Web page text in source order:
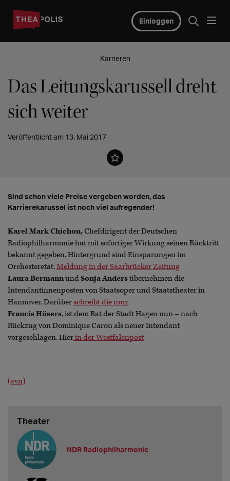
Einloggen
Karrieren
Das Leitungskarussell dreht
sich weiter
Veröffentlicht am 13. Mai 2017
Sind schon viele Preise vergeben worden, das
Karrierekarussel ist noch viel aufregender!
Karel Mark Chichon,Chefdirigent der Deutschen
Radiophilharmonie hat mit sofortiger Wirkung seinen Rücktritt
bekannt gegeben, Hintergrund sind Einsparungen im
Orchesteretat.Meldung in der Saarbrücker Zeitung
Laura BermannundSonja Andersübernehmen die
Intendantinnenposten von Staatsoper und Staatstheater in
Hannover. Darüberschreibt die nmz
Francis Hüsers, ist dem Rat der Stadt Hagen nun – nach
Rückzug von Dominique Caron als neuer Intendant
vorgeschlagen. Hierin der Westfalenpost
(avn)
Theater
NDR Radiophilharmonie